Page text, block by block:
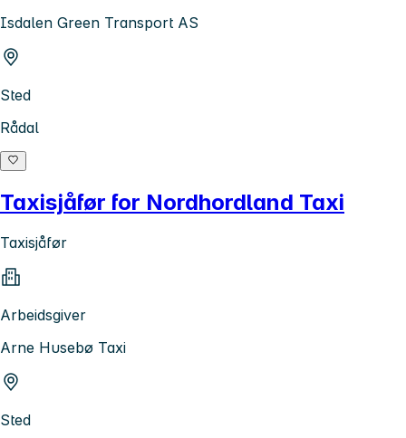
Isdalen Green Transport AS
Sted
Rådal
Taxisjåfør for Nordhordland Taxi
Taxisjåfør
Arbeidsgiver
Arne Husebø Taxi
Sted